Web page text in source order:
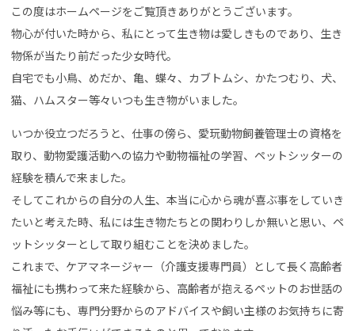
この度はホームページをご覧頂きありがとうございます。
物心が付いた時から、私にとって生き物は愛しきものであり、生き
物係が当たり前だった少女時代。
自宅でも小鳥、めだか、亀、蝶々、カブトムシ、かたつむり、犬、
猫、ハムスター等々いつも生き物がいました。
いつか役立つだろうと、仕事の傍ら、愛玩動物飼養管理士の資格を
取り、動物愛護活動への協力や動物福祉の学習、ペットシッターの
経験を積んで来ました。
そしてこれからの自分の人生、本当に心から魂が喜ぶ事をしていき
たいと考えた時、私には生き物たちとの関わりしか無いと思い、ペ
ットシッターとして取り組むことを決めました。
これまで、ケアマネージャー（介護支援専門員）として長く高齢者
福祉にも携わって来た経験から、高齢者が抱えるペットのお世話の
悩み等にも、専門分野からのアドバイスや飼い主様のお気持ちに寄